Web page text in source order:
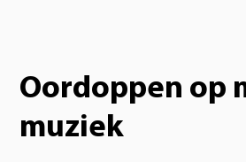
Oordoppen op
muziek